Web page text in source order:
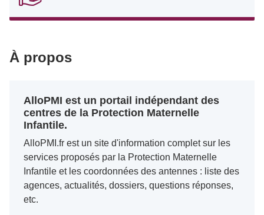
À propos
AlloPMI est un portail indépendant des
centres de la Protection Maternelle
Infantile.
AlloPMI.fr est un site d'information complet sur les
services proposés par la Protection Maternelle
Infantile et les coordonnées des antennes : liste des
agences, actualités, dossiers, questions réponses,
etc.